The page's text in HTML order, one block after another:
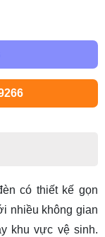
có thiết kế gọn
nhiều không gian
khu vực vệ sinh.